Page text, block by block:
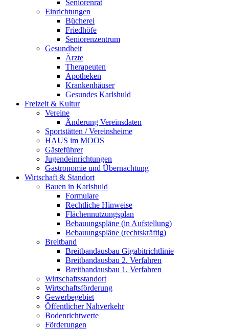
Seniorenrat
Einrichtungen
Bücherei
Friedhöfe
Seniorenzentrum
Gesundheit
Ärzte
Therapeuten
Apotheken
Krankenhäuser
Gesundes Karlshuld
Freizeit & Kultur
Vereine
Änderung Vereinsdaten
Sportstätten / Vereinsheime
HAUS im MOOS
Gästeführer
Jugendeinrichtungen
Gastronomie und Übernachtung
Wirtschaft & Standort
Bauen in Karlshuld
Formulare
Rechtliche Hinweise
Flächennutzungsplan
Bebauungspläne (in Aufstellung)
Bebauungspläne (rechtskräftig)
Breitband
Breitbandausbau Gigabitrichtlinie
Breitbandausbau 2. Verfahren
Breitbandausbau 1. Verfahren
Wirtschaftsstandort
Wirtschaftsförderung
Gewerbegebiet
Öffentlicher Nahverkehr
Bodenrichtwerte
Förderungen